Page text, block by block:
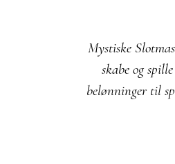
Mystiske
skabe og
belønninger til